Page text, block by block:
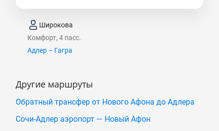
Широкова
Комфорт, 4 пасс.
Адлер – Гагра
Другие маршруты
Обратный трансфер от Нового Афона до Адлера
Сочи-Адлер аэропорт — Новый Афон